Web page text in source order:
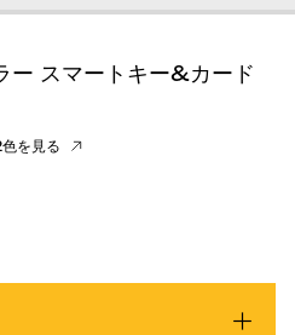
ー スマートキー&カード
を見る